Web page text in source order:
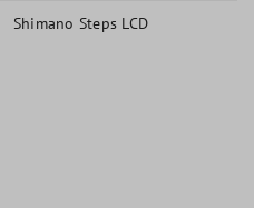
Shimano Steps LCD